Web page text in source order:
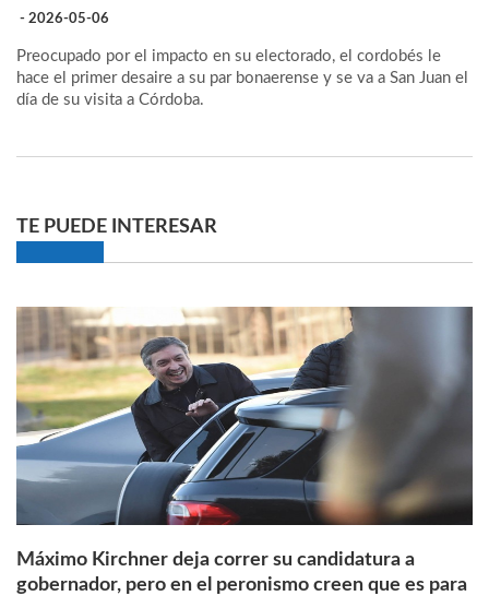
- 2026-05-06
Preocupado por el impacto en su electorado, el cordobés le
hace el primer desaire a su par bonaerense y se va a San Juan el
día de su visita a Córdoba.
TE PUEDE INTERESAR
Máximo Kirchner deja correr su candidatura a
gobernador, pero en el peronismo creen que es para